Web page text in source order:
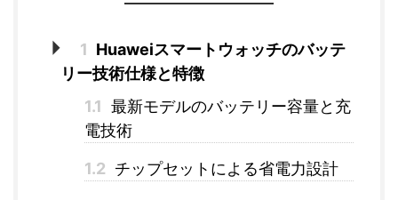
1 Huaweiスマートウォッチのバッテ
リー技術仕様と特徴
1.1 最新モデルのバッテリー容量と充
電技術
1.2 チップセットによる省電力設計